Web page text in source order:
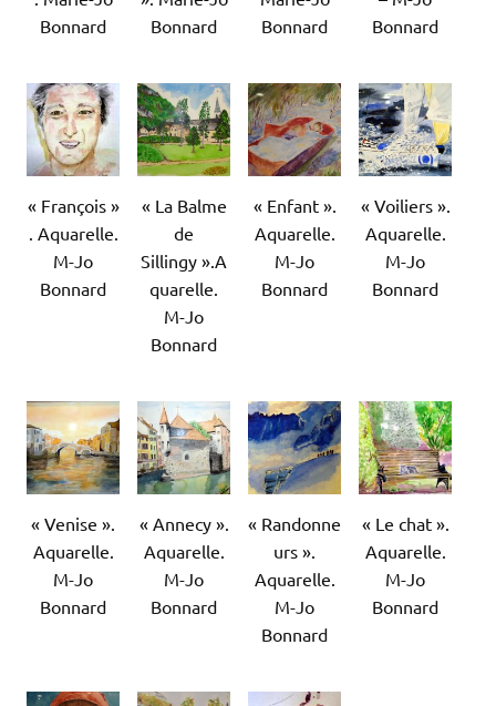
Bonnard
Bonnard
Bonnard
Bonnard
« François »
. Aquarelle.
M-Jo
Bonnard
« La Balme
de
Sillingy ».A
quarelle.
M-Jo
Bonnard
« Enfant ».
Aquarelle.
M-Jo
Bonnard
« Voiliers ».
Aquarelle.
M-Jo
Bonnard
« Venise ».
Aquarelle.
M-Jo
Bonnard
« Annecy ».
Aquarelle.
M-Jo
Bonnard
« Randonne
urs ».
Aquarelle.
M-Jo
Bonnard
« Le chat ».
Aquarelle.
M-Jo
Bonnard